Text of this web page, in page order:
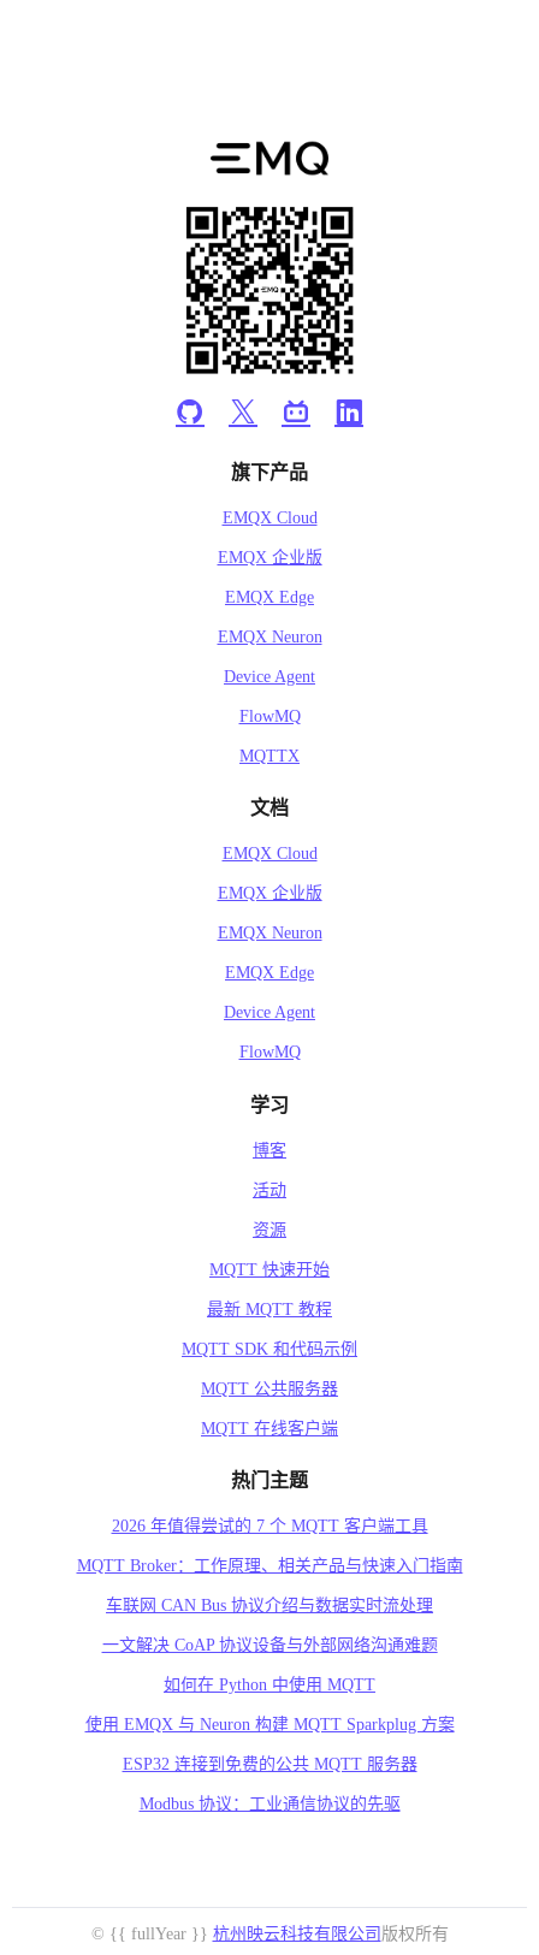
旗下产品
EMQX Cloud
EMQX 企业版
EMQX Edge
EMQX Neuron
Device Agent
FlowMQ
MQTTX
文档
EMQX Cloud
EMQX 企业版
EMQX Neuron
EMQX Edge
Device Agent
FlowMQ
学习
博客
活动
资源
MQTT 快速开始
最新 MQTT 教程
MQTT SDK 和代码示例
MQTT 公共服务器
MQTT 在线客户端
热门主题
2026 年值得尝试的 7 个 MQTT 客户端工具
MQTT Broker：工作原理、相关产品与快速入门指南
车联网 CAN Bus 协议介绍与数据实时流处理
一文解决 CoAP 协议设备与外部网络沟通难题
如何在 Python 中使用 MQTT
使用 EMQX 与 Neuron 构建 MQTT Sparkplug 方案
ESP32 连接到免费的公共 MQTT 服务器
Modbus 协议：工业通信协议的先驱
© {{ fullYear }} 杭州映云科技有限公司 版权所有